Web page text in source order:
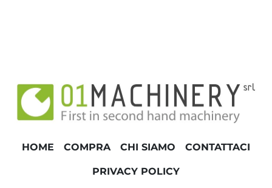
HOME COMPRA CHI SIAMO CONTATTACI
PRIVACY POLICY